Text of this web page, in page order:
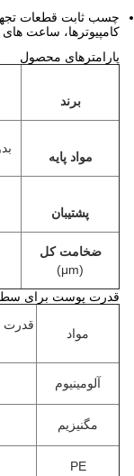
چسب ثابت قطعات
کامپیوترها، ساعت
پارامترهای محصول
برند
مواد پایه
پشتیبان
ضخامت کل
(μm)
قدرت پوست برای
مواد
آلومینیوم
مگنیزیم
PE